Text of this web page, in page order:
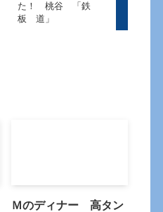
た！ 桃谷 「鉄
板 道」
Ｍのディナー 高タン